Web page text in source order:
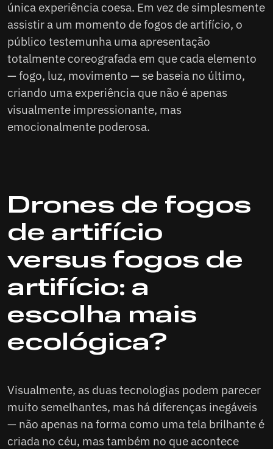
única experiência coesa. Em vez de simplesmente
assistir a um momento de fogos de artifício, o
público testemunha uma apresentação
totalmente coreografada em que cada elemento
— fogo, luz, movimento — se baseia no último,
criando uma experiência que não é apenas
visualmente impressionante, mas
emocionalmente poderosa.
Drones de fogos
de artifício
versus fogos de
artifício: a
escolha mais
ecológica?
Visualmente, as duas tecnologias podem parecer
muito semelhantes, mas há diferenças inegáveis
— não apenas na forma como uma tela brilhante é
criada no céu, mas também no que acontece